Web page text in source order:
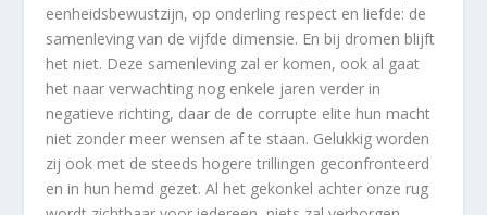
eenheidsbewustzijn, op onderling respect en liefde: de
samenleving van de vijfde dimensie. En bij dromen blijft
het niet. Deze samenleving zal er komen, ook al gaat
het naar verwachting nog enkele jaren verder in
negatieve richting, daar de de corrupte elite hun macht
niet zonder meer wensen af te staan. Gelukkig worden
zij ook met de steeds hogere trillingen geconfronteerd
en in hun hemd gezet. Al het gekonkel achter onze rug